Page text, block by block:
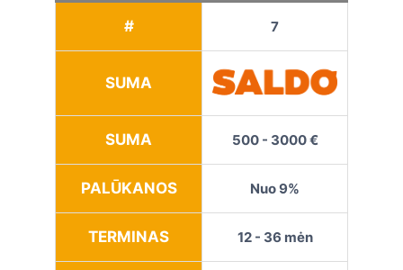
# 7
SUMA
SUMA 500 - 3000 €
PALŪKANOS Nuo 9%
TERMINAS 12 - 36 mėn